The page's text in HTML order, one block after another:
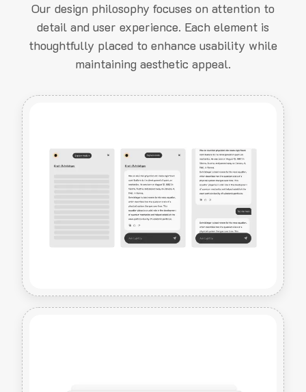
Our design philosophy focuses on attention to
detail and user experience. Each element is
thoughtfully placed to enhance usability while
maintaining aesthetic appeal.